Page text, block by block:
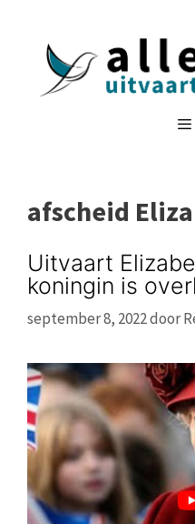
afscheid
Uitvaart
koningin is
september 8, 2022door